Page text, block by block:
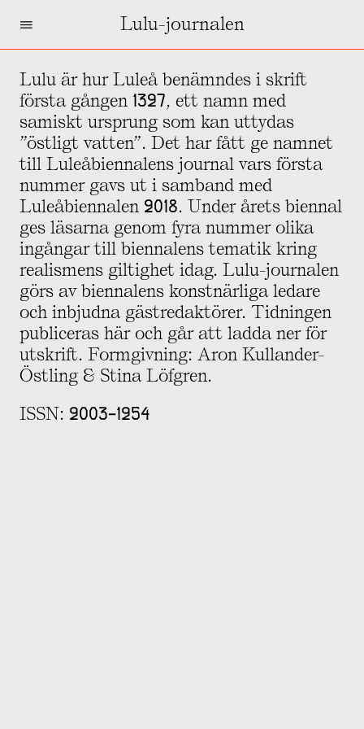
= Lulu-journalen
Lulu är hur Luleå benämndes i skrift
första gången 1327, ett namn med
samiskt ursprung som kan uttydas
”östligt vatten”. Det har fått ge namnet
till Luleåbiennalens journal vars första
nummer gavs ut i samband med
Luleåbiennalen 2018. Under årets biennal
ges läsarna genom fyra nummer olika
ingångar till biennalens tematik kring
realismens giltighet idag. Lulu-journalen
görs av biennalens konstnärliga ledare
och inbjudna gästredaktörer. Tidningen
publiceras här och går att ladda ner för
utskrift. Formgivning: Aron Kullander-
Östling & Stina Löfgren.
ISSN: 2003~1254